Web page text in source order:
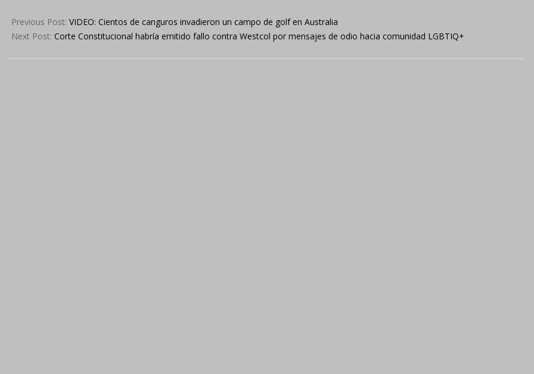
03-
08
Previous Post: VIDEO: Cientos de canguros invadieron un campo de golf en Australia
Next Post: Corte Constitucional habría emitido fallo contra Westcol por mensajes de odio hacia comunidad LGBTIQ+